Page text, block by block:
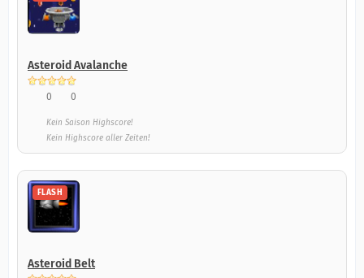
Asteroid Avalanche
0 0
Kein Saison Highscore!
Kein Highscore aller Zeiten!
FLASH
Asteroid Belt